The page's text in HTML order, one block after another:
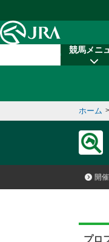
競馬メニ
ホーム >
開
プロ